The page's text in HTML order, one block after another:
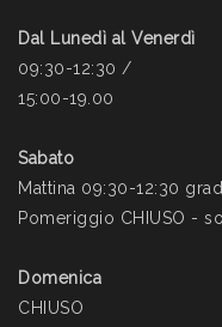
Dal Lunedì al Venerdì
09:30-12:30 /
15:00-19.00
Sabato
Mattina 09:30-12:30
Pomeriggio CHIUSO -
Domenica
CHIUSO